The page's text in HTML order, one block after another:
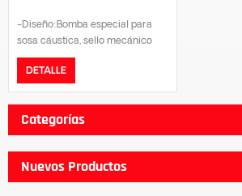
-Diseño:Bomba especial para
sosa cáustica, sello mecánico
resistente a la corrosión.-
Material de la pieza humectante:
acero SUS304/SUS316/doble
fase.-Presión Nominal:PN16.-
Tipo de brida: DIN/GB/JIS
Certificado: certificación
DETALLE
Categorías
Nuevos Productos